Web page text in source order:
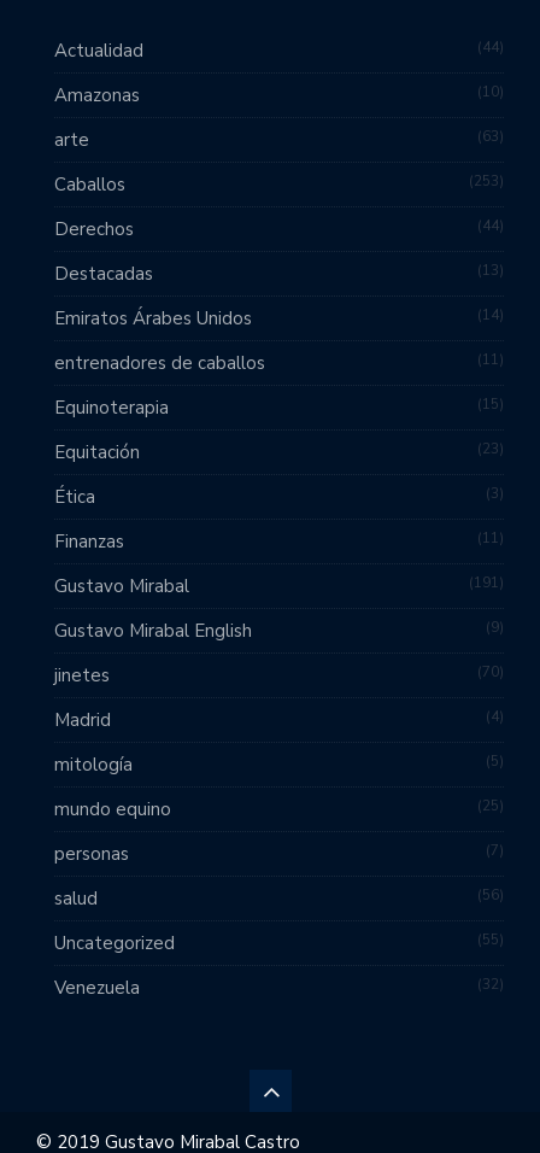
Actualidad 44
Amazonas 10
arte 63
Caballos 253
Derechos 44
Destacadas 13
Emiratos Árabes Unidos 14
entrenadores de caballos 11
Equinoterapia 15
Equitación 23
Ética 3
Finanzas 11
Gustavo Mirabal 191
Gustavo Mirabal English 9
jinetes 70
Madrid 4
mitología 5
mundo equino 25
personas 7
salud 56
Uncategorized 55
Venezuela 32
© 2019 Gustavo Mirabal Castro